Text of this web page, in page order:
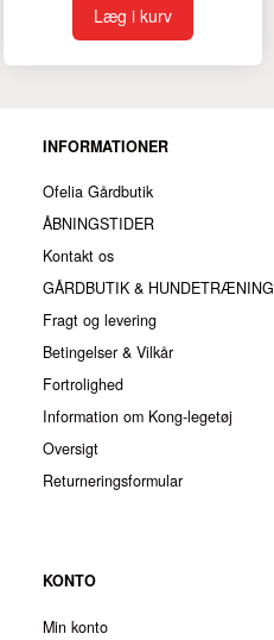
Læg i kurv
INFORMATIONER
Ofelia Gårdbutik
ÅBNINGSTIDER
Kontakt os
GÅRDBUTIK & HUNDETRÆNING
Fragt og levering
Betingelser & Vilkår
Fortrolighed
Information om Kong-legetøj
Oversigt
Returneringsformular
KONTO
Min konto